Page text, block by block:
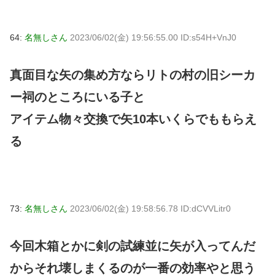
64: 名無しさん 2023/06/02(金) 19:56:55.00 ID:s54H+VnJ0
真面目な矢の集め方ならリトの村の旧シーカ
ー祠のところにいる子と
アイテム物々交換で矢10本いくらでももらえ
る
73: 名無しさん 2023/06/02(金) 19:58:56.78 ID:dCVVLitr0
今回木箱とかに剣の試練並に矢が入ってんだ
からそれ壊しまくるのが一番の効率やと思う